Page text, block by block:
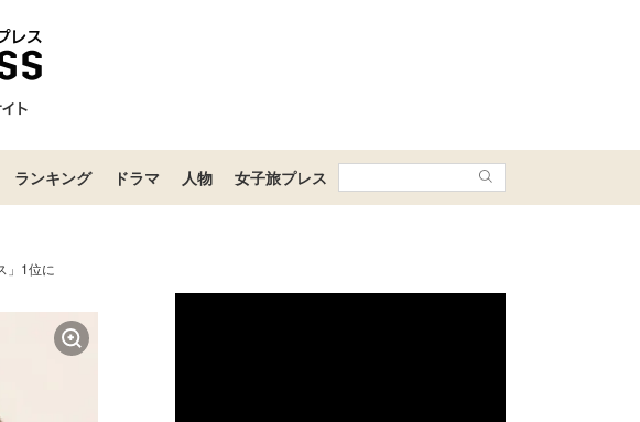
ランキング ドラマ 人物 女子旅プレス
」1位に